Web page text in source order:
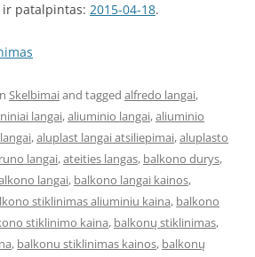
patalpintas: 2015-04-18.
Skelbimaiand tagged alfredo langai,
langai,aliuminio langai,aliuminio
,aluplast langai atsiliepimai,aluplasto
langai,ateities langas, balkono durys,
langai, balkono langai kainos,
stiklinimas aliuminiu kaina, balkono
stiklinimo kaina, balkonų stiklinimas,
, balkonu stiklinimas kainos, balkonų